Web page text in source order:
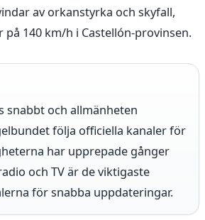
av orkanstyrka och skyfall,
140 km/h i Castellón-provinsen.
snabbt och allmänheten
följa officiella kanaler för
har upprepade gånger
och TV är de viktigaste
för snabba uppdateringar.